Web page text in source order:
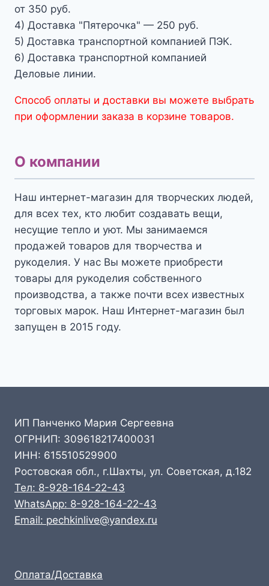
от 350 руб.
4) Доставка "Пятерочка" — 250 руб.
5) Доставка транспортной компанией ПЭК.
6) Доставка транспортной компанией
Деловые линии.
Способ оплаты и доставки вы можете выбрать
при оформлении заказа в корзине товаров.
О компании
Наш интернет-магазин для творческих людей,
для всех тех, кто любит создавать вещи,
несущие тепло и уют. Мы занимаемся
продажей товаров для творчества и
рукоделия. У нас Вы можете приобрести
товары для рукоделия собственного
производства, а также почти всех известных
торговых марок. Наш Интернет-магазин был
запущен в 2015 году.
ИП Панченко Мария Сергеевна
ОГРНИП: 309618217400031
ИНН: 615510529900
Ростовская обл., г.Шахты, ул. Советская, д.182
Тел: 8-928-164-22-43
WhatsApp: 8-928-164-22-43
Email: pechkinlive@yandex.ru
Оплата/Доставка